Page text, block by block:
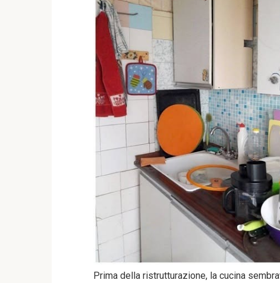
Prima della ristrutturazione, la cucina